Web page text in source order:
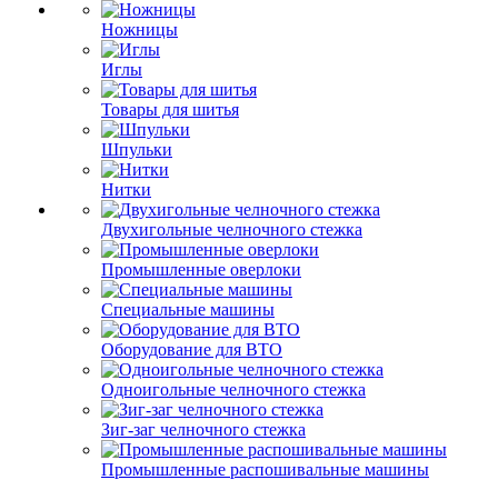
Ножницы
Иглы
Товары для шитья
Шпульки
Нитки
Двухигольные челночного стежка
Промышленные оверлоки
Специальные машины
Оборудование для ВТО
Одноигольные челночного стежка
Зиг-заг челночного стежка
Промышленные распошивальные машины